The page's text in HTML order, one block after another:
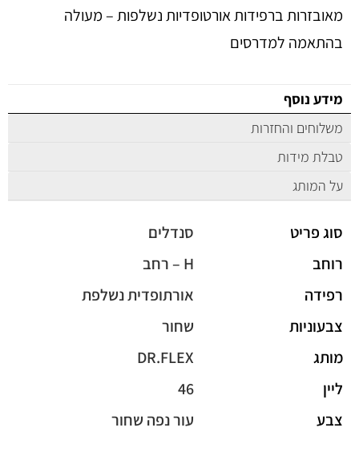
מאובזרות ברפידות אורטופדיות נשלפות – מעולה
בהתאמה למדרסים
מידע נוסף
משלוחים והחזרות
טבלת מידות
על המותג
סוג פריט
סנדלים
רוחב
H – רחב
רפידה
אורתופדית נשלפת
צבעוניות
שחור
מותג
DR.FLEX
ליין
46
צבע
עור נפה שחור